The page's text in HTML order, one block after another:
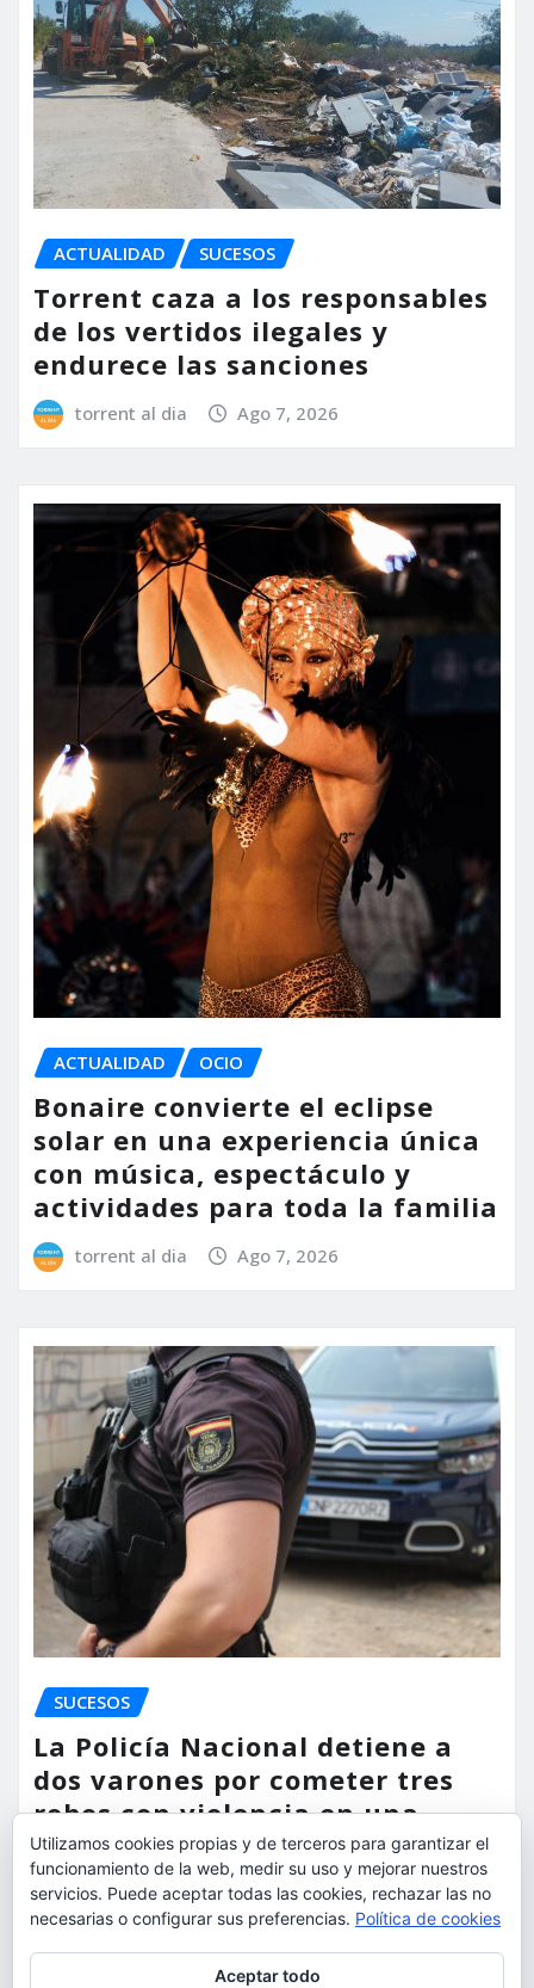
ACTUALIDAD SUCESOS
Torrent caza a los responsables
de los vertidos ilegales y
endurece las sanciones
torrent al dia Ago 7, 2026
ACTUALIDAD OCIO
Bonaire convierte el eclipse
solar en una experiencia única
con música, espectáculo y
actividades para toda la familia
torrent al dia Ago 7, 2026
SUCESOS
La Policía Nacional detiene a
dos varones por cometer tres
robos con violencia en una
misma mañana
torrent al dia Ago 7, 2026
Utilizamos cookies propias y de terceros para garantizar el
funcionamiento de la web, medir su uso y mejorar nuestros
servicios. Puede aceptar todas las cookies, rechazar las no
necesarias o configurar sus preferencias. Política de cookies
Aceptar todo